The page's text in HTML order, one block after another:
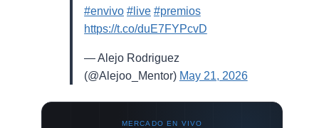
#envivo #live #premios
https://t.co/duE7FYPcvD
— Alejo Rodriguez
(@Alejoo_Mentor) May 21, 2026
MERCADO EN VIVO